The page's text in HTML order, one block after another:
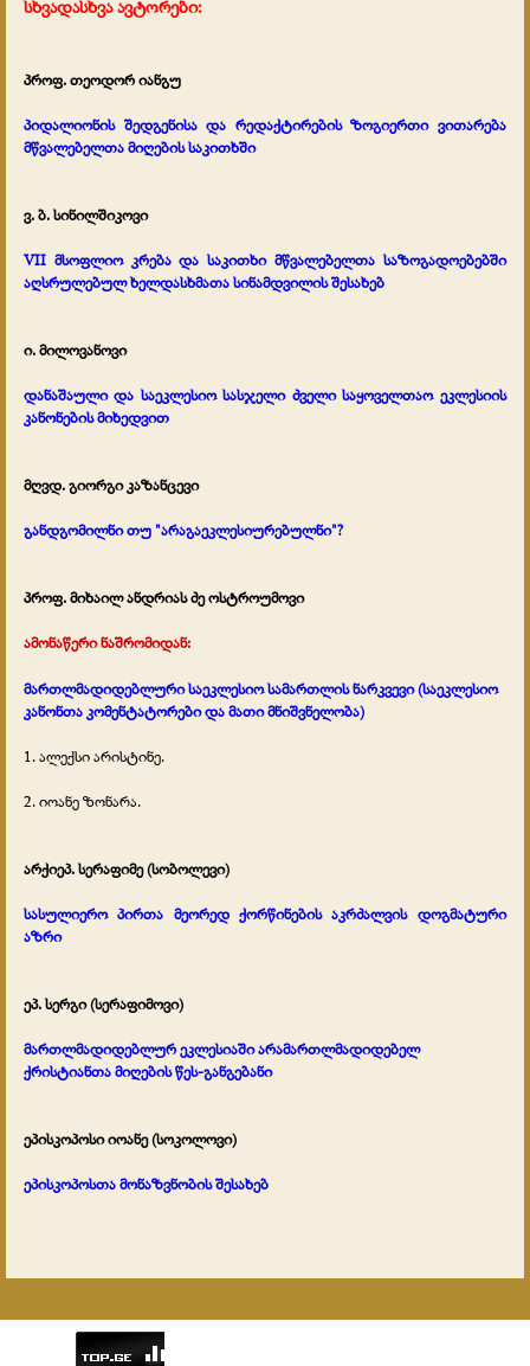
სხვადასხვა ავტორები:
პროფ. თეოდორ იანგუ
პიდალიონის შედგენისა და რედაქტირების ზოგიერთი ვითარება
მწვალებელთა მიღების საკითხში
ვ. ბ. სინილშიკოვი
VII მსოფლიო კრება და საკითხი მწვალებელთა საზოგადოებებში
აღსრულებულ ხელდასხმათა სინამდვილის შესახებ
ი. მილოვანოვი
დანაშაული და საეკლესიო სასჯელი ძველი საყოველთაო ეკლესიის
კანონების მიხედვით
მღვდ. გიორგი კაზანცევი
განდგომილნი თუ "არაგაეკლესიურებულნი"?
პროფ. მიხაილ ანდრიას ძე ოსტროუმოვი
ამონაწერი ნაშრომიდან:
მართლმადიდებლური საეკლესიო სამართლის ნარკვევი (საეკლესიო
კანონთა კომენტატორები და მათი მნიშვნელობა)
1. ალექსი არისტინე.
2. იოანე ზონარა.
არქიეპ. სერაფიმე (სობოლევი)
სასულიერო პირთა მეორედ ქორწინების აკრძალვის დოგმატური
აზრი
ეპ. სერგი (სერაფიმოვი)
მართლმადიდებლურ ეკლესიაშიარამართლმადიდებელ
ქრისტიანთა მიღების წეს-განგებანი
ეპისკოპოსი იოანე (სოკოლოვი)
ეპისკოპოსთა მონაზვნობის შესახებ